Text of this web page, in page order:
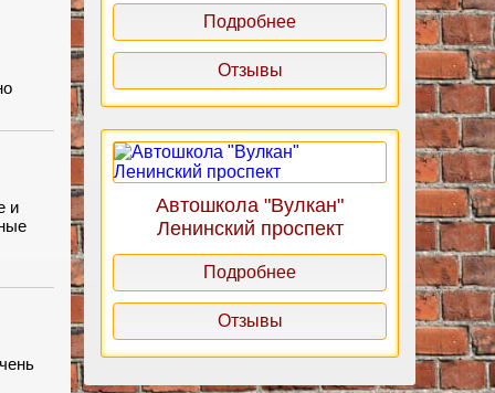
и
Подробнее
Отзывы
Автошкола "Вулкан"
Ленинский проспект
Подробнее
Отзывы